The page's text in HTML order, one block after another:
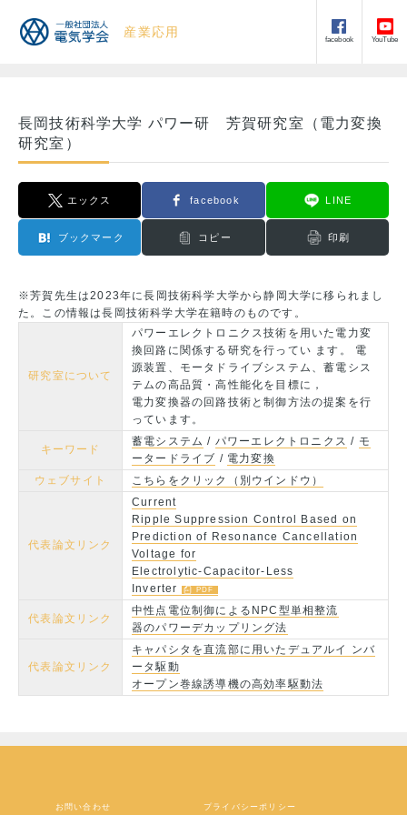
産業応用
facebook YouTube
長岡技術科学大学 パワー研 芳賀研究室（電力変換
研究室）
エックス facebook LINE
ブックマーク コピー 印刷
※芳賀先生は2023年に長岡技術科学大学から静岡大学に移られまし
た。この情報は長岡技術科学大学在籍時のものです。
研究室について
パワーエレクトロニクス技術を用いた電力変
換回路に関係する研究を行ってい ます。 電
源装置、モータドライブシステム、蓄電シス
テムの高品質・高性能化を目標に，
電力変換器の回路技術と制御方法の提案を行
っています。
キーワード
蓄電システム / パワーエレクトロニクス / モ
ータードライブ / 電力変換
ウェブサイト
こちらをクリック（別ウインドウ）
代表論文リンク
Current
Ripple Suppression Control Based on
Prediction of Resonance Cancellation
Voltage for
Electrolytic-Capacitor-Less
Inverter
代表論文リンク
中性点電位制御によるNPC型単相整流
器のパワーデカップリング法
代表論文リンク
キャパシタを直流部に用いたデュアルイ ンバ
ータ駆動
オープン巻線誘導機の高効率駆動法
お問い合わせ プライバシーポリシー